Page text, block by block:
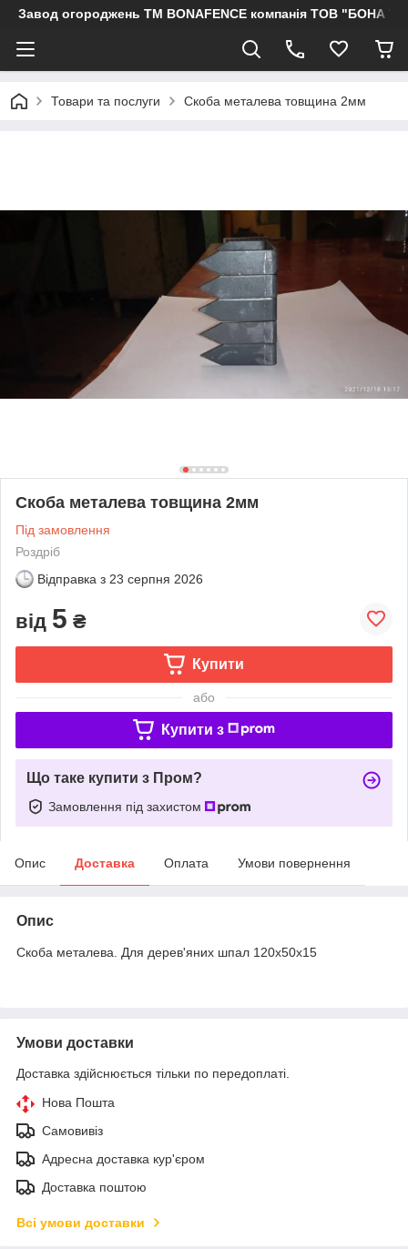
Завод огороджень ТМ BONAFENCE компанія ТОВ "БОНА
Товари та послуги Скоба металева товщина 2мм
Скоба металева товщина 2мм
Під замовлення
Роздріб
Відправка з 23 серпня 2026
від 5 ₴
Купити
або
Купити з
Що таке купити з Пром?
Замовлення під захистом
Опис Доставка Оплата Умови повернення
Опис
Скоба металева. Для дерев'яних шпал 120х50х15
Умови доставки
Доставка здійснюється тільки по передоплаті.
Нова Пошта
Самовивіз
Адресна доставка кур'єром
Доставка поштою
Всі умови доставки